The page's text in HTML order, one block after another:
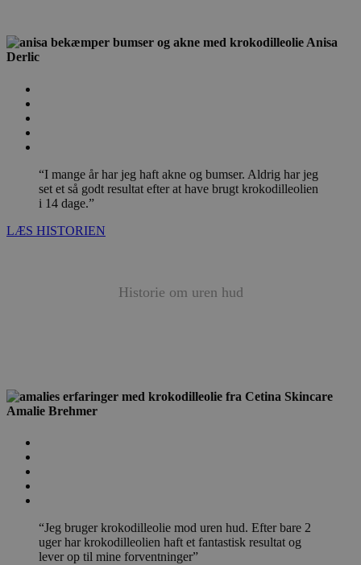
Anisa
Derlic
“I mange år har jeg haft akne og bumser. Aldrig har jeg
set et så godt resultat efter at have brugt krokodilleolien
i 14 dage.”
LÆS HISTORIEN
Historie om uren hud
Amalie Brehmer
“Jeg bruger krokodilleolie mod uren hud. Efter bare 2
uger har krokodilleolien haft et fantastisk resultat og
lever op til mine forventninger”